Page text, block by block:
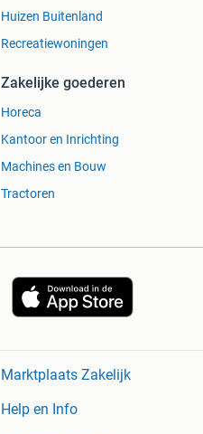
Huizen Buitenland
Recreatiewoningen
Zakelijke goederen
Horeca
Kantoor en Inrichting
Machines en Bouw
Tractoren
Marktplaats Zakelijk
Help en Info